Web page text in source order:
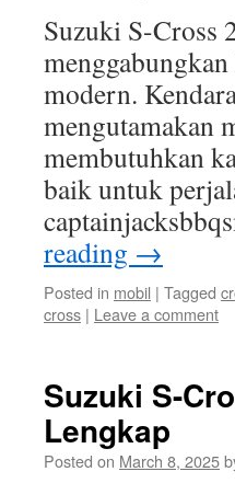
Suzuki S-Cross
modern.
mengutamakan
membutuhkan
baik untuk
reading →
Posted in mobil | Tagged
cross | Leave a comment
Suzuki S-
Lengkap
Posted on March 8, 2025